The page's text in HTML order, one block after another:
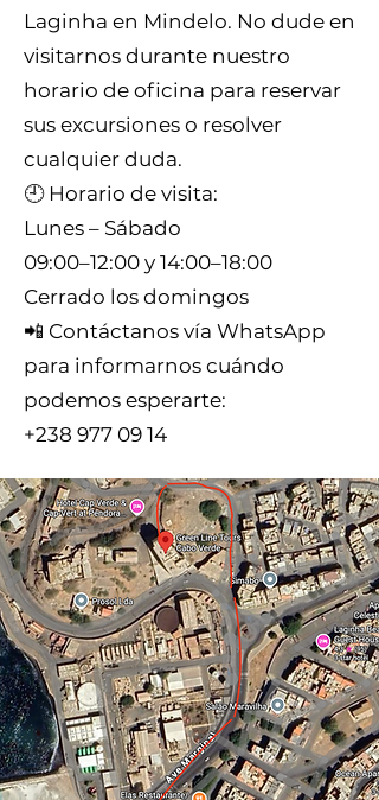
Laginha en Mindelo. No dude en
visitarnos durante nuestro
horario de oficina para reservar
sus excursiones o resolver
cualquier duda.
🕘 Horario de visita:
Lunes – Sábado
09:00–12:00 y 14:00–18:00
Cerrado los domingos
📲 Contáctanos vía WhatsApp
para informarnos cuándo
podemos esperarte:
+238 977 09 14
💬 ¡Visítanos para reservar
excursiones o consultar
cualquier duda!